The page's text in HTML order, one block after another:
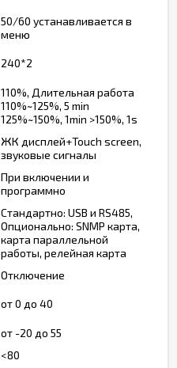
50/60 устанавливается в
меню
240*2
110%, Длительная работа
110%~125%, 5 min
125%~150%, 1min >150%, 1s
ЖК дисплей+Touch screen,
звуковые сигналы
При включении и
программно
Стандартно: USB и RS485,
Опционально: SNMP карта,
карта параллельной
работы, релейная карта
Отключение
от 0 до 40
от -20 до 55
<80